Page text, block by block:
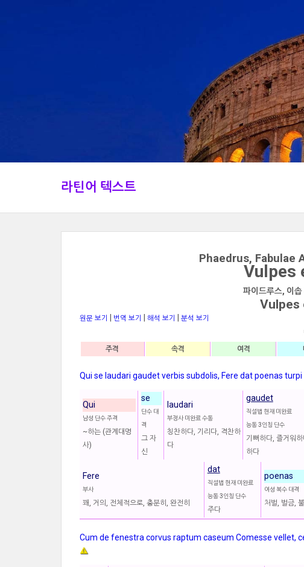
라틴어 텍스트
Phaedrus, Fabulae
Vulpes
파이드루스, 이
Vulpes
원문 보기 번역 보기 해석 보기
분석 보기
주격
속격 여격
Qui se laudari gaudet verbis subdolis, Fere dat poenas turpi
Qui
남성 단수 주격
~하는 (관계대명
사)
se
단수 대
격
그 자
신
laudari
부정사 미완료 수동
칭찬하다, 기리다, 격찬하
다
gaudet
직설법 현재 미완료
능동 3인칭 단수
기뻐하다, 즐거워
하다
Fere
부사
꽤, 거의, 전체적으로, 충분히, 완전히
dat
직설법 현재 미완료
능동 3인칭 단수
주다
poenas
여성 복수 대격
처벌, 벌금,
Cum de fenestra corvus raptum caseum Comesse vellet,